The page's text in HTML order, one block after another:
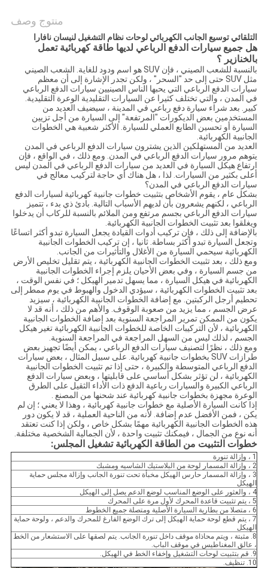
منتوج وصف
التلقائي توسيع الجانب الكهربائي لوحات نظام التشغيل لنيسان نافارا
هل جميع سيارات الدفع الرباعي لديها طاقة كهربائية تعمل
بالخنازير ؟
بالنسبة للشعب الصيني ، فإن SUV هو اسم ودود للغاية. الشعب الصيني
مثل SUV حتى إلى حد "السحر" ، ولكن تجدر الإشارة إلى أن معظم
سيارات الدفع الرباعي التي يحبها الناس الصينيين سيارات الدفع الرباعي
في المدن ، والتي تختلف كثيرا عن السيارات التقليدية الوعرة التقليدية.
كبير. بعد شراء سيارة دفع رباعي في المدينة ، سيضيف العديد من
المستخدمين بعض الديكورات "المرتفعة" إلى السيارة من أجل تزيين
السيارة أو تحسين الطابع العملي للسيارة. الأكثر شعبية هي الخطوات
الجانبية الكهربائية.
العديد من المستهلكين الذين يشترون سيارات الدفع الرباعي في المدن
يتوهم مرور سيارات الدفع الرباعي في المدن. ومع ذلك ، في الواقع ، فإن
ارتفاع هيكل السيارة في العديد من سيارات الدفع الرباعي في المدن ليس
أعلى بكثير من السيارات. لذا ، هل هناك أي حاجة لتركيب معالج في
سيارات الدفع الرباعي في المدن؟
بشكل عام ، يقوم الأشخاص بتثبيت خطوات جانبية كهربائية لسيارات الدفع
الرباعي ، لكنهم يشعرون بأن لديهم الأسباب التالية. بادئ ذي بدء ، تتميز
سيارات الدفع الرباعي بجسم مرتفع ومن الملائم بالنسبة للركاب أن يدخلوا
ويغلقوا بعد تثبيت الخطوات الجانبية الكهربائية.
بالإضافة إلى ذلك ، فإن تركيب أدوات القيادة يجعل السيارة تبدو أكثر اتساعًا
وتجعل السيارة تبدو أكثر بساطة. ثانيا ، إن تركيب الخطوات الجانبية
الكهربائية سيحمي السيارة من الأغلال والتأثيرات من الجانب.
ومع ذلك ، بعد تثبيت الخطوات الجانبية الكهربائية ، يتم تقليل تخليص الأرض
من جسم السيارة ، وفي بعض الأحيان يلزم إجراء الخطوات الجانبية
الكهربائية في هيكل السيارة ، مما يسهل تدمير الهيكل ؛ في نفس الوقت ،
بعد تثبيت الخطوات الكهربائية ، سيؤدي الدخول والهبوط في يوم ممطر إلى
تحطيم أرجل الركبتين. مع إضافة الخطوات الجانبية الكهربائية ، سيزيد
عرض الجسم ، مما يزيد من صعوبة الوقوف. والأهم من ذلك ، أنه قد لا
يكون من الممكن تمرير المراجعة السنوية بعد إضافة الخطوات الجانبية
الكهربائية ، لأن التركيبات الخاصة للخطوات الجانبية الكهربائية تغير هيكل
الجسم ، لذلك ليس من السهل المراجعة في المراجعة السنوية.
ومع ذلك ، نظرًا لتصنيف سيارات الدفع الرباعي ، يمكن أيضًا تجهيز بعض
طرازات SUV بخطوات جانبية كهربائية. على سبيل المثال ، بعض سيارات
الدفع الرباعي المتوسطة والكبيرة ، حتى إذا تم تثبيت الخطوات الجانبية
الكهربائية ، لن تؤثر بشكل أساسي على قابليتها ، وبعض سيارات الدفع
الرباعي الكبيرة والسيارات رباعية الدفع ذات الأداء الثقيل على الطرق
الوعرة مجهزة بخطوات جانبية كهربائية عند شحنها من المصنع .
إذا كانت السيارة الأصلية مع خطوات جانبية كهربائية ، وهذا لا يعني ؛ إن لم
يكن ، فمن الأفضل عدم إضافة. لأنه من الناحية العملية ، قد لا يكون دور
هذه الخطوات الجانبية الكهربائية مهمًا بشكل خاص ، ولكن إذا كنت تعتقد
أنه نوع من الجمال ، فيمكنك تثبيت واحدة ، لأن الجمالية الشخصية مختلفة.
خطوات التثبيت من الطاقة الكهربائية تشغيل المجلس:
1 ، وإزالة تنورة
2 ، وإزالة المسمار لوحة من البلاستيك الشاسيه ومشبك
3 ، وإزالة المسمار حارس الهيكل مخبأة تحت تنورة الجانب وإزالة مجلس حماية
الهيكل
4 ، والعثور على الوضع المناسب لوضع الدعم يصل إلى الهيكل
5 ، يتم تثبيت قاعدة المحرك لأول مرة على المحرك
6 ، متصلا من بطارية السيارة الأصلية ومتصلة جميع الخطوط
7 ، يتم قطع لوحة حماية الهيكل إلى ترك الوضع الفارغ للمحرك والدعم ، ولوحة حماية
الهيكل
8. مثبتة ، ويتم محاذاة موقف داخل تنورة الجانب. يتم لصقها على الاستشعار من الخط
، عالق المغناطيس في موقف الباب.
9. قم بتثبيت لوحات التشغيل وإخفاء الخط في الهيكل.
10. تنظيف.